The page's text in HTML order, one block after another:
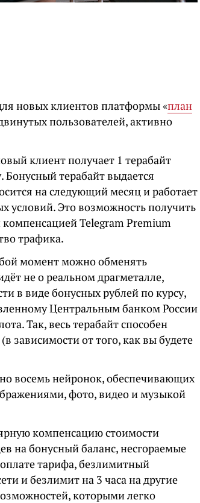
новых клиентов платформы «план
пользователей, активно
клиент получает 1 терабайт
терабайт выдается
на следующий месяц и работает
условий. Это возможность получить
Telegram Premium
трафика.
момент можно обменять
не о реальном драгметалле,
в виде бонусных рублей по курсу,
Центральным банком России
Так, весь терабайт способен
зависимости от того, как вы будете
восемь нейронок, обеспечивающих
фото, видео и музыкой
компенсацию стоимости
на бонусный баланс, несгораемые
тарифа, безлимитный
и безлимит на 3 часа на другие
которыми легко